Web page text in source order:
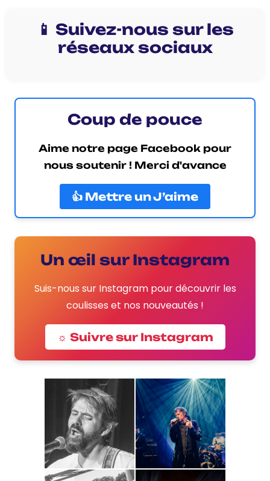
📱 Suivez-nous sur les
réseaux sociaux
Coup de pouce
Aime notre page Facebook pour
nous soutenir ! Merci d'avance
👍 Mettre un J’aime
Un œil sur Instagram
Suis-nous sur Instagram pour découvrir les
coulisses et nos nouveautés !
☼ Suivre sur Instagram